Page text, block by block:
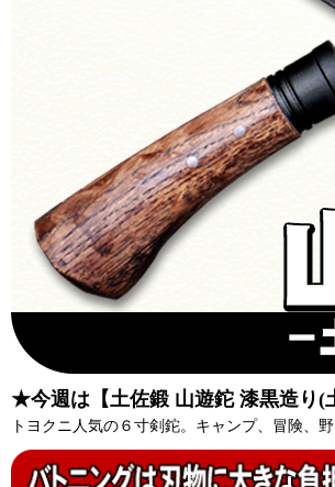
★今週は【土佐鍛 山遊鉈 漆黒造り
トヨクニ人気の６寸剣鉈。キャンプ、冒険、野